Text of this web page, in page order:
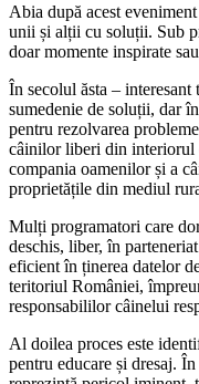
Abia după acest
unii și alții cu soluții. Sub
doar momente inspirate
În secolul ăsta – interesant
sumedenie de soluții, dar
pentru rezolvarea
câinilor liberi din interiorul
compania oamenilor și a
proprietățile din mediul
Mulți programatori care
deschis, liber, în
eficient în ținerea datelor
teritoriul României,
responsabililor câinelui
Al doilea proces este
pentru educare și dresaj.